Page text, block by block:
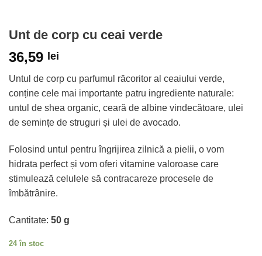
Unt de corp cu ceai verde
36,59 lei
Untul de corp cu parfumul răcoritor al ceaiului verde,
conține cele mai importante patru ingrediente naturale:
untul de shea organic, ceară de albine vindecătoare, ulei
de semințe de struguri și ulei de avocado.
Folosind untul pentru îngrijirea zilnică a pielii, o vom
hidrata perfect și vom oferi vitamine valoroase care
stimulează celulele să contracareze procesele de
îmbătrânire.
Cantitate: 50 g
24 în stoc